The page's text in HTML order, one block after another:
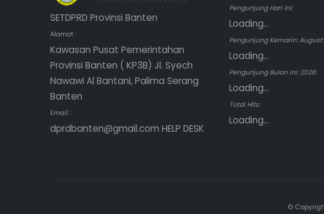
SETDPRD Provinsi Banten
Alamat :
Kawasan Pusat Pemerintahan
Provinsi Banten ( KP3B) Jl. Syech
Nawawi Al Bantani, Palima Serang
Banten
Email :
dprdbanten@gmail.com HELP DESK
Pengunjung Hari ini:
Loading...
Pengunjung Kemarin: August:
Loading...
Pengunjung Bulan ini: 2026:
Loading...
Total Hits:
Loading...
©